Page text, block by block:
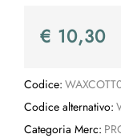
€ 10,30
Codice:
Codice alternativo:
Categoria Merc: